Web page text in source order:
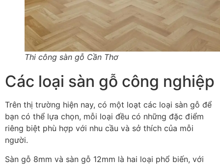
Thi công sàn gỗ Cần Thơ
Các loại sàn gỗ công nghiệp
Trên thị trường hiện nay, có một loạt các loại sàn gỗ để
bạn có thể lựa chọn, mỗi loại đều có những đặc điểm
riêng biệt phù hợp với nhu cầu và sở thích của mỗi
người.
Sàn gỗ 8mm và sàn gỗ 12mm là hai loại phổ biến, với